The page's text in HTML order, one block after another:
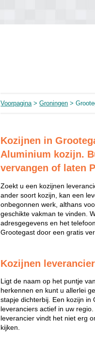
Voorpagina>Groningen >
Kozijnen in
Aluminium kozijn.
vervangen of laten
Zoekt u een kozijnen
ander soort kozijn, kan een
onbegonnen werk, althans
geschikte vakman te vinden.
adresgegevens en het
Grootegast door een gratis
Kozijnen
Ligt de naam op het puntje
herkennen en kunt u allerlei
stapje dichterbij. Een kozijn in
leveranciers actief in uw
leverancier vindt het niet erg
kijken.